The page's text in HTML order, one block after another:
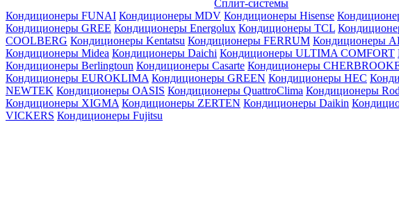
Сплит-системы
Кондиционеры FUNAI Кондиционеры MDV Кондиционеры Hisense
Кондиционеры GREE Кондиционеры Energolux Кондиционеры TCL
СOOLBERG Кондиционеры Kentatsu Кондиционеры FERRUM Кондиционеры
Кондиционеры Midea Кондиционеры Daichi Кондиционеры ULTIMA COMFORT
Кондиционеры Berlingtoun Кондиционеры Casarte Кондиционеры
Кондиционеры EUROKLIMA Кондиционеры GREEN Кондиционеры HEC
NEWTEK Кондиционеры OASIS Кондиционеры QuattroClima Кондиционеры
Кондиционеры XIGMA Кондиционеры ZERTEN Кондиционеры Daikin
VICKERS Кондиционеры Fujitsu